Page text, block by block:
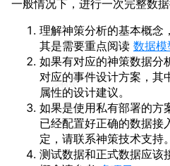
一般情况下，进行一次完整数
理解神策分析的基本概念
其是需要重点阅读 数据模
如果有对应的神策数据分
对应的事件设计方案，其
属性的设计建议。
如果是使用私有部署的方
已经配置好正确的数据接
定，请联系神策技术支持。
测试数据和正式数据应该